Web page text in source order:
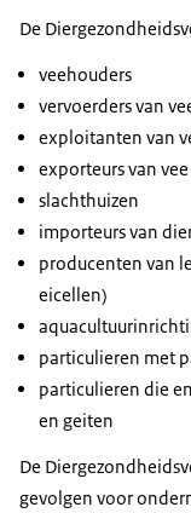
De
veehouders
vervoerders van
exploitanten van
exporteurs van vee
slachthuizen
importeurs van
producenten van
eicellen)
particulieren met
particulieren die
en geiten
De
gevolgen voor